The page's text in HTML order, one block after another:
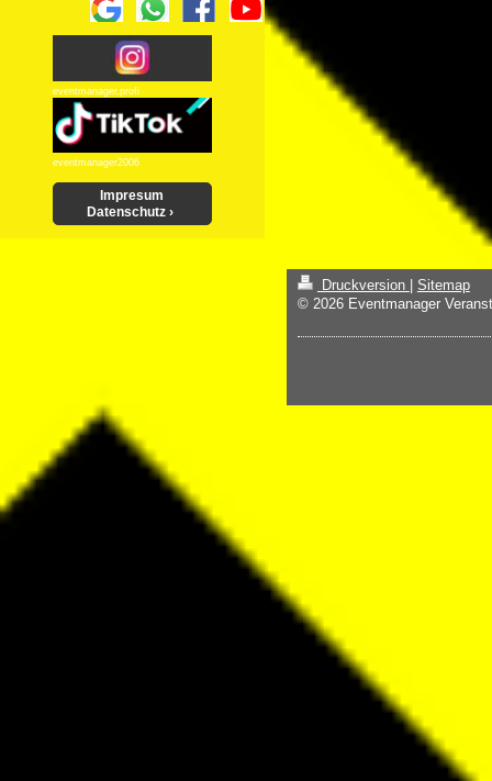
eventmanager.profi
eventmanager2006
Impresum
Datenschutz
Druckversion
Sitemap
© 2026 Eventmanager